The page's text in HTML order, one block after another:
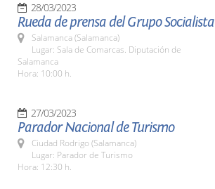
28/03/2023
Rueda de prensa del Grupo Socialista
Salamanca (Salamanca)
Lugar: Sala de Comarcas. Diputación de
Salamanca
Hora: 10:00 h.
27/03/2023
Parador Nacional de Turismo
Ciudad Rodrigo (Salamanca)
Lugar: Parador de Turismo
Hora: 12:30 h.